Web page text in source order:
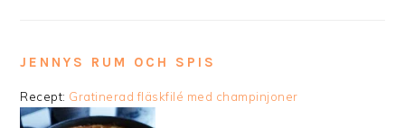
JENNYS RUM OCH SPIS
Recept: Gratinerad fläskfilé med champinjoner